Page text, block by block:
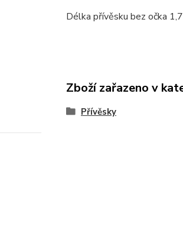
Délka přívěsku bez očka
Zboží zařazeno v
Přívěsky